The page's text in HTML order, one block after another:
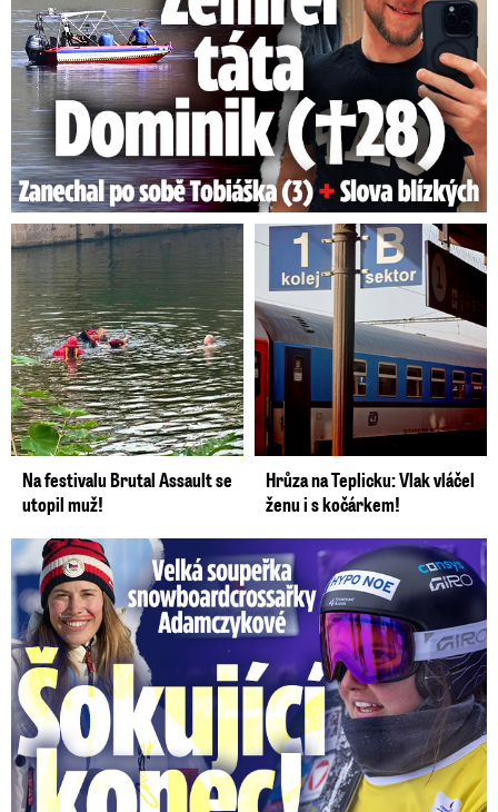
Na festivalu Brutal Assault se
utopil muž!
Hrůza na Teplicku: Vlak vláčel
ženu i s kočárkem!
Velká soupeřka Adamczykové: Šokující konec!